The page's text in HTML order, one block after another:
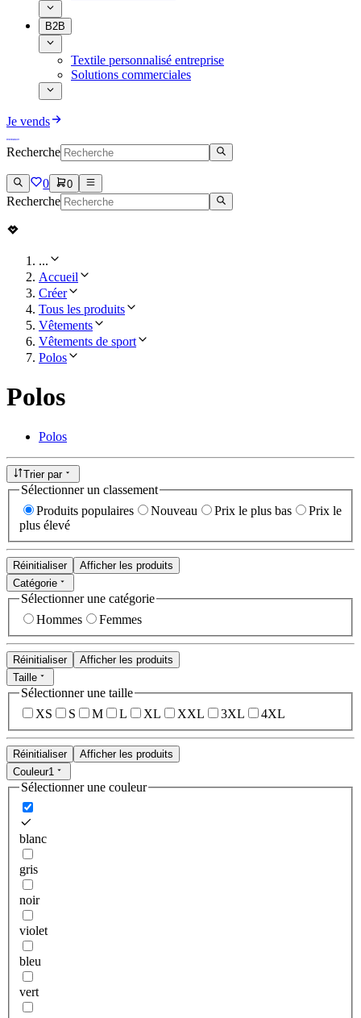
B2B
Textile personnalisé entreprise
Solutions commerciales
Je vends
Recherche
0 0
Recherche
...
Accueil
Créer
Tous les produits
Vêtements
Vêtements de sport
Polos
Polos
Polos
Trier par
Sélectionner un classement
Produits populaires
Nouveau Prix le plus bas
Prix le
plus élevé
Réinitialiser
Afficher les produits
Catégorie
Sélectionner une catégorie
Hommes
Femmes
Réinitialiser
Afficher les produits
Taille
Sélectionner une taille
XS
S M L XL XXL 3XL 4XL
Réinitialiser
Afficher les produits
Couleur1
Sélectionner une couleur
blanc
gris
noir
violet
bleu
vert